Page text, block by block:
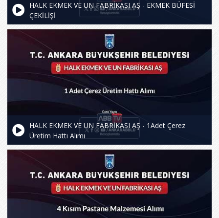
HALK EKMEK VE UN FABRİKASI AŞ - EKMEK BÜFESİ
ÇEKİLİŞİ
HALK EKMEK VE UN FABRİKASI AŞ - 1Adet Çerez
Üretim Hattı Alımı